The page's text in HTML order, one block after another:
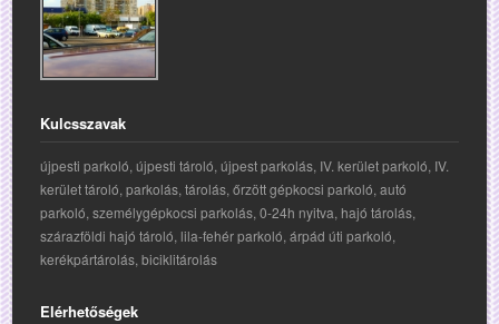
Kulcsszavak
újpesti parkoló, újpesti tároló, újpest parkolás, IV. kerület parkoló, IV.
kerület tároló, parkolás, tárolás, őrzött gépkocsi parkoló, autó
parkoló, személygépkocsi parkolás, 0-24h nyitva, hajó tárolás,
szárazföldi hajó tároló, lila-fehér parkoló, árpád úti parkoló,
kerékpártárolás, biciklitárolás
Elérhetőségek